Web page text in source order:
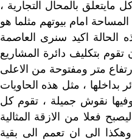
مايتعلق بالمحال التجارية ،
المساحة امام بيوتهم مثلما هو
الحالة اكيد سنرى
العاصمة
تقوم بتكليف دائرة
المشاريع
متر ومفتوحة من الاعلى
بداخلها ، مثل هذه الحاويات
نقوش جميلة ، تقوم كل
ليصبح فعلا من الازقة
المثالية
وهكذا الى ان تعمم الى بقية